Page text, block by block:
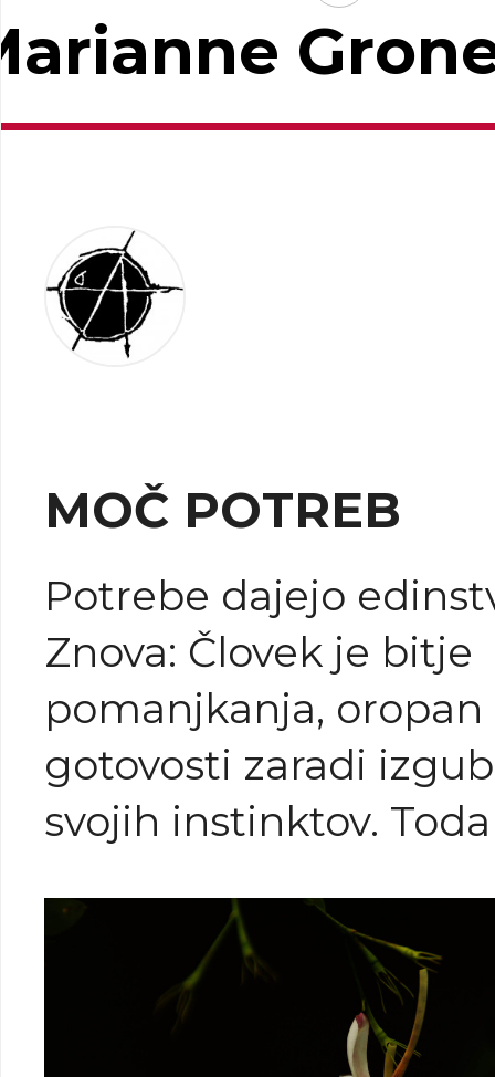
MOČ POTREB
Potrebe dajejo
Znova: Človek je bitje
pomanjkanja, oropan
gotovosti zaradi
svojih instinktov.
njegove svobode:
ko se zanj izgublja
nevprašljivost tubiti ,